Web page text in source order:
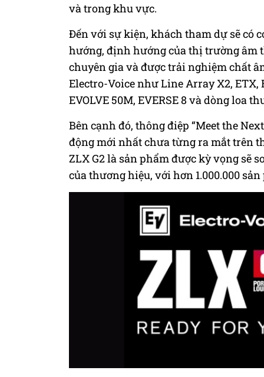
và trong khu vực.
Đến với sự kiện, khách tham dự sẽ có
hướng, định hướng của thị trường âm
chuyên gia và được trải nghiệm chất
Electro-Voice như Line Array X2, ETX,
EVOLVE 50M, EVERSE 8 và dòng loa
Bên cạnh đó, thông điệp “Meet the
động mới nhất chưa từng ra mắt trên
ZLX G2 là sản phẩm được kỳ vọng sẽ
của thương hiệu, với hơn 1.000.000